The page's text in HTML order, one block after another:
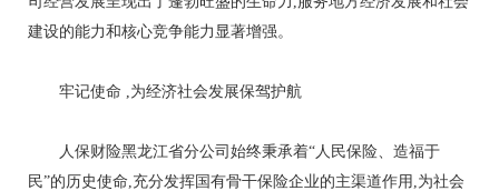
建设的能力和核心竞争能力显著增强。
牢记使命 ,为经济社会发展保驾护航
人保财险黑龙江省分公司始终秉承着“人民保险、造福于
民”的历史使命,充分发挥国有骨干保险企业的主渠道作用,为社会